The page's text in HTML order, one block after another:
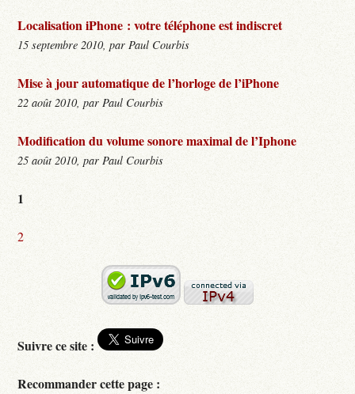
Localisation iPhone : votre téléphone est indiscret
15 septembre 2010, par Paul Courbis
Mise à jour automatique de l’horloge de l’iPhone
22 août 2010, par Paul Courbis
Modification du volume sonore maximal de l’Iphone
25 août 2010, par Paul Courbis
1
2
Suivre ce site :
Recommander cette page :